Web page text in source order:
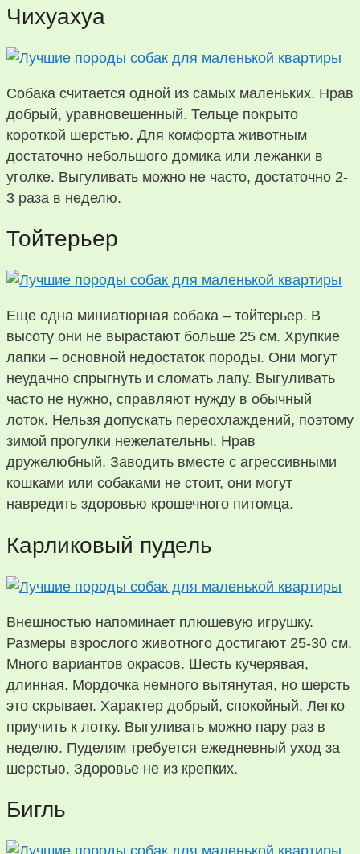
Чихуахуа
Собака считается одной из самых маленьких. Нрав
добрый, уравновешенный. Тельце покрыто
короткой шерстью. Для комфорта животным
достаточно небольшого домика или лежанки в
уголке. Выгуливать можно не часто, достаточно 2-
3 раза в неделю.
Тойтерьер
Еще одна миниатюрная собака – тойтерьер. В
высоту они не вырастают больше 25 см. Хрупкие
лапки – основной недостаток породы. Они могут
неудачно спрыгнуть и сломать лапу. Выгуливать
часто не нужно, справляют нужду в обычный
лоток. Нельзя допускать переохлаждений, поэтому
зимой прогулки нежелательны. Нрав
дружелюбный. Заводить вместе с агрессивными
кошками или собаками не стоит, они могут
навредить здоровью крошечного питомца.
Карликовый пудель
Внешностью напоминает плюшевую игрушку.
Размеры взрослого животного достигают 25-30 см.
Много вариантов окрасов. Шесть кучерявая,
длинная. Мордочка немного вытянутая, но шерсть
это скрывает. Характер добрый, спокойный. Легко
приучить к лотку. Выгуливать можно пару раз в
неделю. Пуделям требуется ежедневный уход за
шерстью. Здоровье не из крепких.
Бигль